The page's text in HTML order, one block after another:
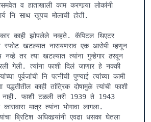
व हाताखाली काम करणार्‍या लोकांनी
नि साथ खूपच मोलाची होती.
काही झोपलेले नव्हते. कॅपिटल थिएटर
स्फोट खटल्यात नारायणराव एक आरोपी म्हणून
तर त्या खटल्यात त्यांना गुन्हेगार ठरवून
गेली. त्यांना फाशी दिलं जाणार हे नक्की
पूर्वजांची नि पत्नीची पुण्याई त्यांच्या कामी
पद्धतीतील काही तांत्रिक दोषामुळे त्यांची फाशी
फाशी टळली तरी 1939 ते 1943
मात्र त्यांना भोगावा लागला.
ब्रिटिश अधिकार्‍यांनी एवढा धसका घेतला